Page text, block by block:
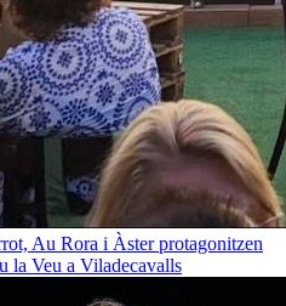
Au Rora i Àster protagonitzen
la Veu a Viladecavalls